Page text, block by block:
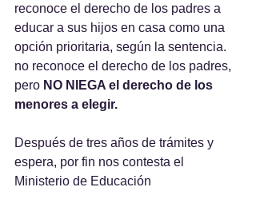
reconoce el derecho de los padres a
educar a sus hijos en casa como una
opción prioritaria, según la sentencia.
no reconoce el derecho de los padres,
pero NO NIEGA el derecho de los
menores a elegir.
Después de tres años de trámites y
espera, por fin nos contesta el
Ministerio de Educación